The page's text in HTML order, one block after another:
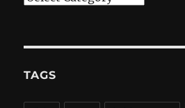
TAGS